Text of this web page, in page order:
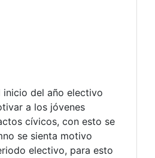
inicio del año electivo
a los jóvenes
cívicos, con esto se
se sienta motivo
electivo, para esto